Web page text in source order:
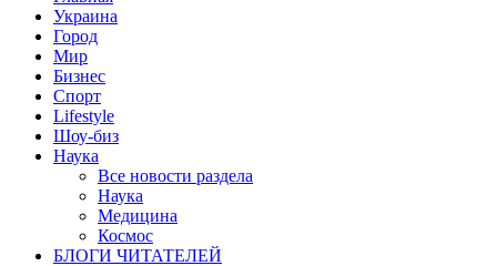
Украина
Город
Мир
Бизнес
Спорт
Lifestyle
Шоу-биз
Наука
Все новости раздела
Наука
Медицина
Космос
БЛОГИ ЧИТАТЕЛЕЙ